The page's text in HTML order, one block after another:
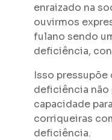
enraizado na
ouvirmos
fulano sendo
deficiência,
Isso pressupõe
deficiência
capacidade
corriqueiras
deficiência.